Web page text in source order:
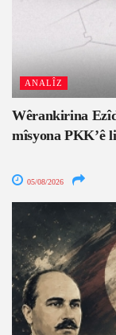
ANALÎZ
Wêrankirina
mîsyona PKK’ê
05/08/2026